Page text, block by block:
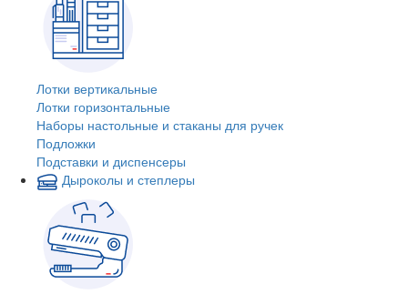
Лотки вертикальные
Лотки горизонтальные
Наборы настольные и стаканы для ручек
Подложки
Подставки и диспенсеры
Дыроколы и степлеры